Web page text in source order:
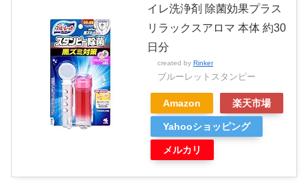
イレ洗浄剤 除菌効果プラス
リラックスアロマ 本体 約30
日分
created by Rinker
ブルーレットスタンピー
Amazon 楽天市場
Yahooショッピング
メルカリ